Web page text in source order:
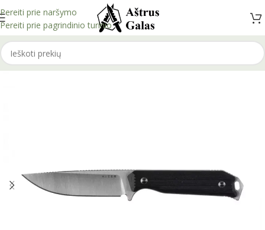
Pereiti prie naršymo
Pereiti prie pagrindinio turinio